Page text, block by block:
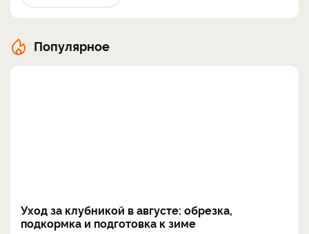
Популярное
Уход за клубникой в августе: обрезка,
подкормка и подготовка к зиме